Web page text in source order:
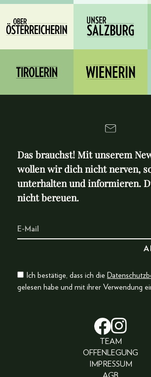
Das brauchst! Mit unserem
wollen wir dich nicht nerven,
unterhalten und informieren.
nicht bereuen.
Ich bestätige, dass ich die
gelesen habe und mit ihrer Verwendung
TEAM
OFFENLEGUNG
IMPRESSUM